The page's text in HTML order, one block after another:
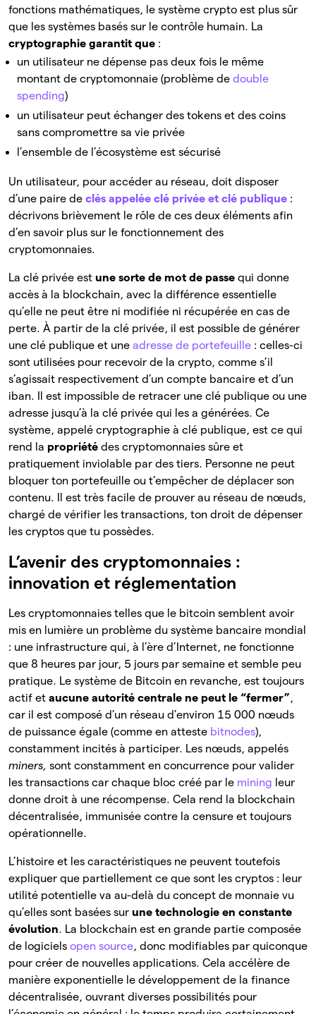
fonctions mathématiques, le système crypto est plus sûr
que les systèmes basés sur le contrôle humain. La
cryptographie garantit que :
un utilisateur ne dépense pas deux fois le même
montant de cryptomonnaie (problème de double
spending)
un utilisateur peut échanger des tokens et des coins
sans compromettre sa vie privée
l’ensemble de l’écosystème est sécurisé
Un utilisateur, pour accéder au réseau, doit disposer
d’une paire de clés appelée clé privée et clé publique :
décrivons brièvement le rôle de ces deux éléments afin
d’en savoir plus sur le fonctionnement des
cryptomonnaies.
La clé privée est une sorte de mot de passe qui donne
accès à la blockchain, avec la différence essentielle
qu’elle ne peut être ni modifiée ni récupérée en cas de
perte. À partir de la clé privée, il est possible de générer
une clé publique et une adresse de portefeuille : celles-ci
sont utilisées pour recevoir de la crypto, comme s’il
s’agissait respectivement d’un compte bancaire et d’un
iban. Il est impossible de retracer une clé publique ou une
adresse jusqu’à la clé privée qui les a générées. Ce
système, appelé cryptographie à clé publique, est ce qui
rend la propriété des cryptomonnaies sûre et
pratiquement inviolable par des tiers. Personne ne peut
bloquer ton portefeuille ou t’empêcher de déplacer son
contenu. Il est très facile de prouver au réseau de nœuds,
chargé de vérifier les transactions, ton droit de dépenser
les cryptos que tu possèdes.
L’avenir des cryptomonnaies :
innovation et réglementation
Les cryptomonnaies telles que le bitcoin semblent avoir
mis en lumière un problème du système bancaire mondial
: une infrastructure qui, à l’ère d’Internet, ne fonctionne
que 8 heures par jour, 5 jours par semaine et semble peu
pratique. Le système de Bitcoin en revanche, est toujours
actif et aucune autorité centrale ne peut le “fermer”,
car il est composé d’un réseau d’environ 15 000 nœuds
de puissance égale (comme en atteste bitnodes),
constamment incités à participer. Les nœuds, appelés
miners, sont constamment en concurrence pour valider
les transactions car chaque bloc créé par le mining leur
donne droit à une récompense. Cela rend la blockchain
décentralisée, immunisée contre la censure et toujours
opérationnelle.
L’histoire et les caractéristiques ne peuvent toutefois
expliquer que partiellement ce que sont les cryptos : leur
utilité potentielle va au-delà du concept de monnaie vu
qu’elles sont basées sur une technologie en constante
évolution. La blockchain est en grande partie composée
de logiciels open source, donc modifiables par quiconque
pour créer de nouvelles applications. Cela accélère de
manière exponentielle le développement de la finance
décentralisée, ouvrant diverses possibilités pour